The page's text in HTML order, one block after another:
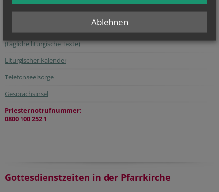
Stundenbuch Online
(tägliche liturgische Texte)
Liturgischer Kalender
Telefonseelsorge
Gesprächsinsel
Priesternotrufnummer:
0800 100 252 1
Gottesdienstzeiten in der Pfarrkirche
Ablehnen